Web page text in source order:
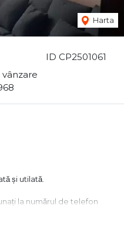
ID CP2501061
Harta
și utilată.
la numărul de telefon